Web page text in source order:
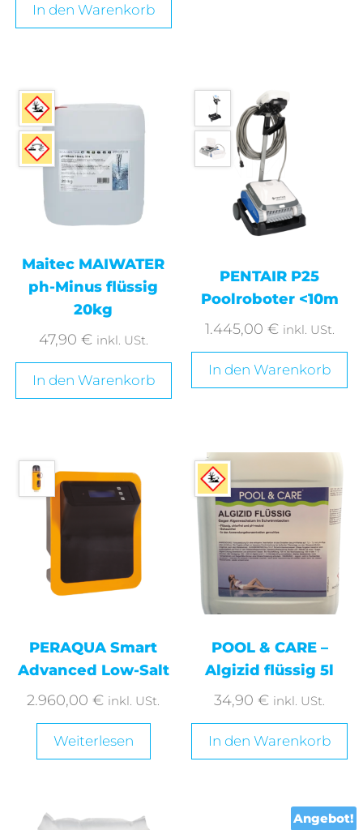
In den Warenkorb
Maitec MAIWATER
ph-Minus flüssig
20kg
47,90 € inkl. USt.
In den Warenkorb
PENTAIR P25
Poolroboter <10m
1.445,00 € inkl. USt.
In den Warenkorb
PERAQUA Smart
Advanced Low-Salt
2.960,00€ inkl. USt.
Weiterlesen
POOL & CARE –
Algizid flüssig 5l
34,90€ inkl. USt.
In den Warenkorb
Angebot!